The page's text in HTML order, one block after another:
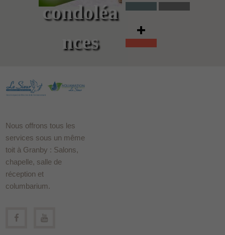
condoléa
nces
Nous offrons tous les
services sous un même
toit à Granby : Salons,
chapelle, salle de
réception et
columbarium.